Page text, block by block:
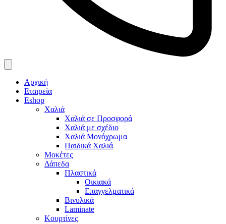
Αρχική
Εταιρεία
Eshop
Χαλιά
Χαλιά σε Προσφορά
Χαλιά με σχέδιο
Χαλιά Μονόχρωμα
Παιδικά Χαλιά
Μοκέτες
Δάπεδα
Πλαστικά
Οικιακά
Επαγγελματικά
Βινυλικά
Laminate
Κουρτίνες